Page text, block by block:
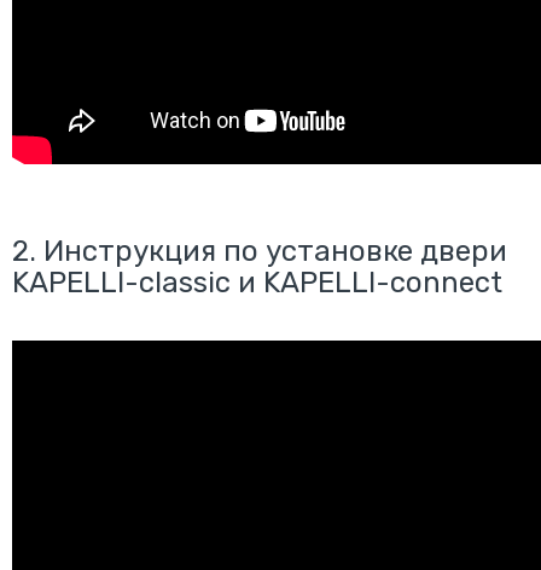
2. Инструкция по установке двери
KAPELLI-classic и KAPELLI-connect